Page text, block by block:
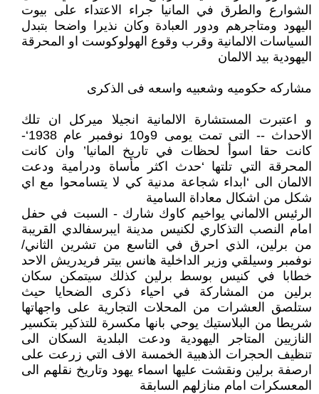
الشوارع والطرق في المانيا جراء الاعتداء على بيوت
اليهود ومتاجرهم ودور العبادة وكان نذيرا واضحا بتبدل
السياسات الالمانية وقرب وقوع الهولوكوست او المحرقة
اليهودية بيد الالمان
مشاركه حكوميه وشعبيه واسعه فى الذكرى
و اعتبرت المستشارة الالمانية انجيلا ميركل ان تلك
الاحداث -- التى تمت يومى 9و10 نوفمبر عام 1938‘-
كانت حقا اسوأ لحظات في تاريخ المانيا’ وان كانت
المحرقة التي تلتها ‘حدث اكثر مأساة ودرامية ودعت
الالمان الى ‘ابداء شجاعة مدنية كي لا يتسامحوا مع اي
شكل من اشكال معاداة السامية
الرئيس الالماني يواخيم كاوك شارك - السبت في حفل
امام النصب التذكاري لكنيس مدينة ايبرسفالدي القريبة
من برلين، الذي احرق في التاسع من تشرين الثاني/
نوفمبر وسيلقي وزير الداخلية هانس بيتر فريدريش الاحد
خطابا في كنيس بوسط برلين كذلك سيتمكن سكان
برلين من المشاركة في احياء ذكرى الضحايا حيث
ستلصق العشرات من المحلات التجارية على واجهاتها
شريطا من البلاستيك يوحي بانها مكسرة للتذكير بتكسير
النازيين المتاجر اليهودية ودعت البلدية السكان الى
تنظيف الحجرات الذهبية الخمسة الاف التي زرعت على
ارصفة برلين ونقشت عليها اسماء يهود وتاريخ نقلهم الى
المعسكرات امام منازلهم السابقة